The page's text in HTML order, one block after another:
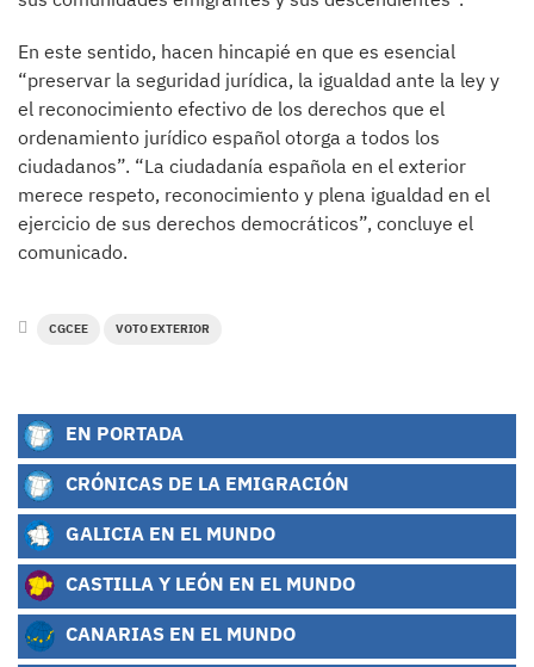
En este sentido, hacen hincapié en que es esencial
“preservar la seguridad jurídica, la igualdad ante la ley y
el reconocimiento efectivo de los derechos que el
ordenamiento jurídico español otorga a todos los
ciudadanos”. “La ciudadanía española en el exterior
merece respeto, reconocimiento y plena igualdad en el
ejercicio de sus derechos democráticos”, concluye el
comunicado.
CGCEE VOTO EXTERIOR
EN PORTADA
CRÓNICAS DE LA EMIGRACIÓN
GALICIA EN EL MUNDO
CASTILLA Y LEÓN EN EL MUNDO
CANARIAS EN EL MUNDO